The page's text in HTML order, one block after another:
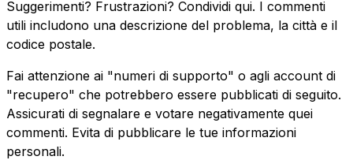
Suggerimenti? Frustrazioni? Condividi qui. I commenti
utili includono una descrizione del problema, la città e il
codice postale.
Fai attenzione ai "numeri di supporto" o agli account di
"recupero" che potrebbero essere pubblicati di seguito.
Assicurati di segnalare e votare negativamente quei
commenti. Evita di pubblicare le tue informazioni
personali.